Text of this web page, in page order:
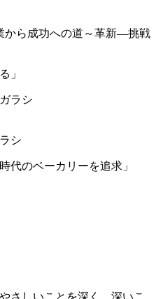
から成功への道～革新―挑戦
」
シ
時代のベーカリーを追求」
さしいことを深く、深いこ